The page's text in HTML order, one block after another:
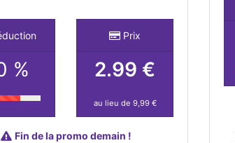
%
Prix
2.99 €
au lieu de 9,99 €
Fin de la promo demain !